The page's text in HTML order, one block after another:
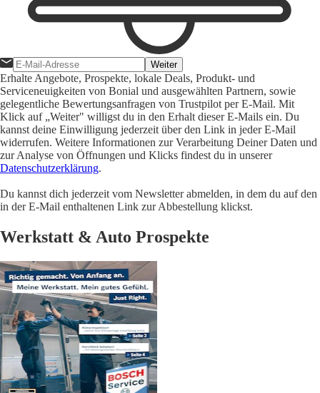
Weiter
Erhalte Angebote, Prospekte, lokale Deals, Produkt- und
Serviceneuigkeiten von Bonial und ausgewählten Partnern, sowie
gelegentliche Bewertungsanfragen von Trustpilot per E-Mail. Mit
Klick auf „Weiter" willigst du in den Erhalt dieser E-Mails ein. Du
kannst deine Einwilligung jederzeit über den Link in jeder E-Mail
widerrufen. Weitere Informationen zur Verarbeitung Deiner Daten und
zur Analyse von Öffnungen und Klicks findest du in unserer
Datenschutzerklärung.
Du kannst dich jederzeit vom Newsletter abmelden, in dem du auf den
in der E-Mail enthaltenen Link zur Abbestellung klickst.
Werkstatt & Auto Prospekte